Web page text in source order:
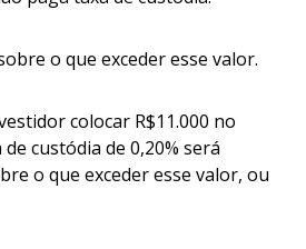
o que exceder esse valor.
colocar R$11.000 no
custódia de 0,20% será
o que exceder esse valor, ou